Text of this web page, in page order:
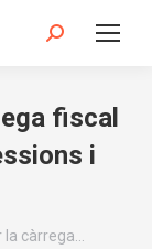
Search:
fiscal
i
càrrega…